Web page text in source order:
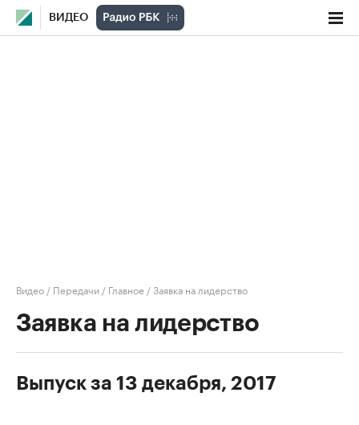
ВИДЕО
Видео / Передачи / Главное /Заявка на лидерство
Заявка на лидерство
Выпуск за 13 декабря, 2017